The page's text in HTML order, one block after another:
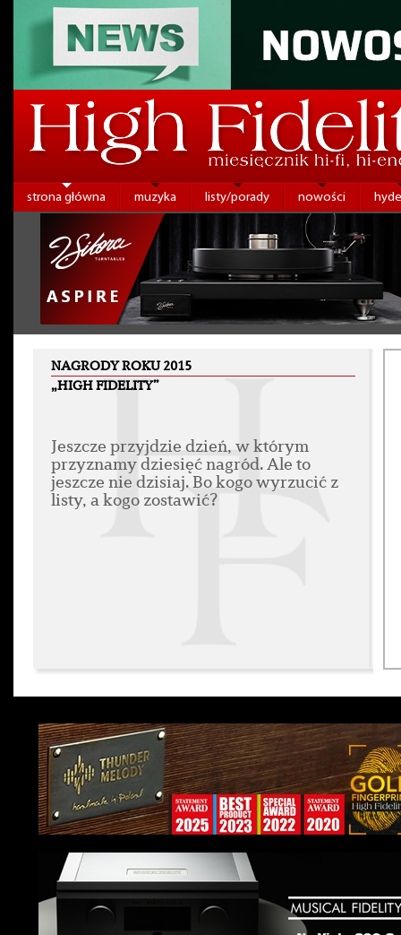
strona główna muzyka listy/porady nowości
NAGRODY ROKU 2015
„HIGH FIDELITY”
Jeszcze przyjdzie dzień, w którym
przyznamy dziesięć nagród. Ale to
jeszcze nie dzisiaj. Bo kogo wyrzucić z
listy, a kogo zostawić?